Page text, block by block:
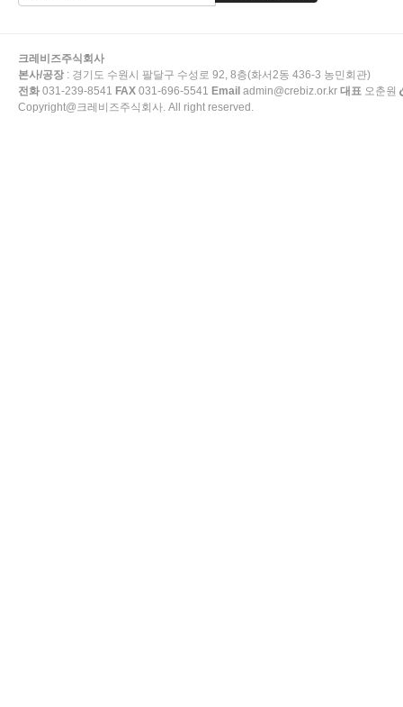
크레비즈주식회사
본사/공장 : 경기도 수원시 팔달구 수성로 92, 8층(화서2동 436-3 농민회관)
전화 031-239-8541 FAX 031-696-5541 Email admin@crebiz.or.kr 대표 오춘원
Copyright@크레비즈주식회사. All right reserved.